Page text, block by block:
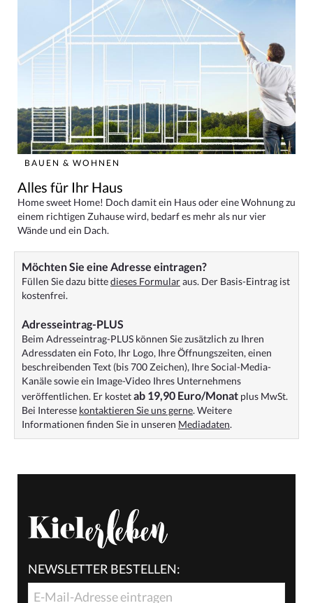
BAUEN & WOHNEN
Alles für Ihr Haus
Home sweet Home! Doch damit ein Haus oder eine Wohnung zu
einem richtigen Zuhause wird, bedarf es mehr als nur vier
Wände und ein Dach.
Möchten Sie eine Adresse eintragen?
Füllen Sie dazu bittedieses Formularaus. Der Basis-Eintrag ist
kostenfrei.
Adresseintrag-PLUS
Beim Adresseintrag-PLUS können Sie zusätzlich zu Ihren
Adressdaten ein Foto, Ihr Logo, Ihre Öffnungszeiten, einen
beschreibenden Text (bis 700 Zeichen), Ihre Social-Media-
Kanäle sowie ein Image-Video Ihres Unternehmens
veröffentlichen. Er kostetab 19,90 Euro/Monat plus MwSt.
Bei Interesse kontaktieren Sie uns gerne. Weitere
Informationen finden Sie in unseren Mediadaten.
NEWSLETTER BESTELLEN: